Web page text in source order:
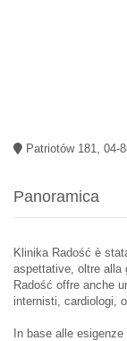
Patriotów 181, 04-
Panoramica
Klinika Radość è
aspettative, oltre alla
Radość offre anche
internisti, cardiologi,
In base alle